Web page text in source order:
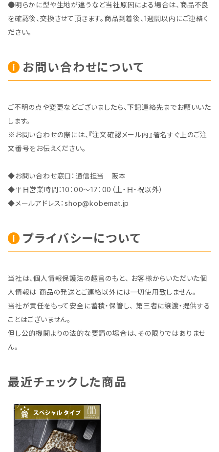
●明らかに型や生地が違うなど当社原因による場合は、商品不良
を確認後、交換させて頂きます。商品到着後、1週間以内にご連絡く
ださい。
お問い合わせについて
ご不明の点や変更などございましたら、下記連絡先までお願いいた
します。
※お問い合わせの際には、『注文確認メール内』署名すぐ上のご注
文番号をお伝えください。
◆お問い合わせ窓口：通信担当 阪本
◆平日営業時間：10：00～17：00（土・日・祝以外）
◆メールアドレス：shop@kobemat.jp
プライバシーについて
当社は、個人情報保護法の趣旨のもと、 お客様からいただいた個
人情報は 商品の発送とご連絡以外には一切使用致しません。
当社が責任をもって安全に蓄積・保管し、 第三者に譲渡・提供する
ことはございません。
但し公的機関よりの法的な要請の場合は、その限りではありませ
ん。
最近チェックした商品